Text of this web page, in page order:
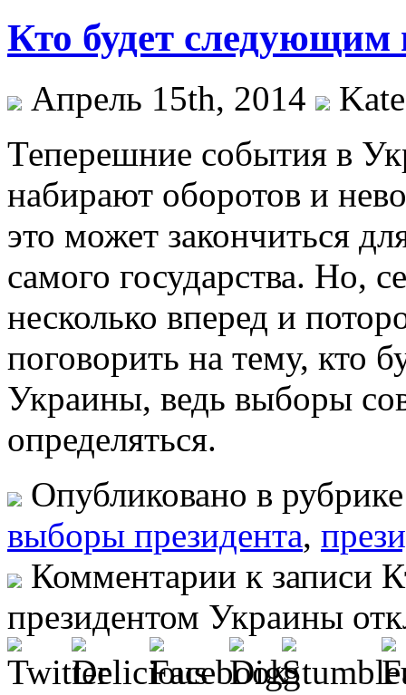
Кто будет
Апрель 15th, 2014
Kate
Теперешние события в
набирают оборотов и
это может закончиться
самого государства. Но,
несколько вперед и
поговорить на тему, кто
Украины, ведь выборы
определяться.
Опубликовано в
выборы президента,
Комментарии к записи
президентом Украины